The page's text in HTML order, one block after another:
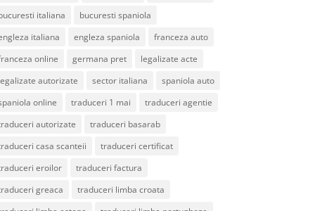
italiana
bucuresti spaniola
italiana
engleza spaniola
franceza auto
online
germana pret
legalizate acte
autorizate
sector italiana
spaniola auto
online
traduceri 1 mai
traduceri agentie
autorizate
traduceri basarab
casa scanteii
traduceri certificat
eroilor
traduceri factura
greaca
traduceri limba croata